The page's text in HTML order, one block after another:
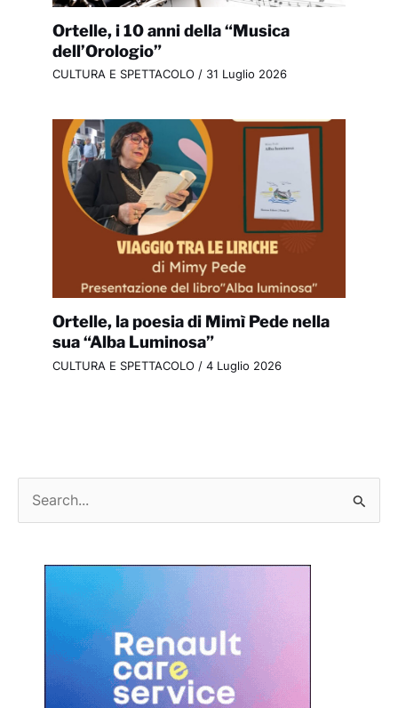
Ortelle, i 10 anni della “Musica
dell’Orologio”
CULTURA E SPETTACOLO / 31 Luglio 2026
Ortelle, la poesia di Mimì Pede nella
sua “Alba Luminosa”
CULTURA E SPETTACOLO / 4 Luglio 2026